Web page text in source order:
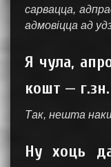
сарвацца,
адмовіцца ад
Я чула,
кошт —
Так, нешта
Ну хоць